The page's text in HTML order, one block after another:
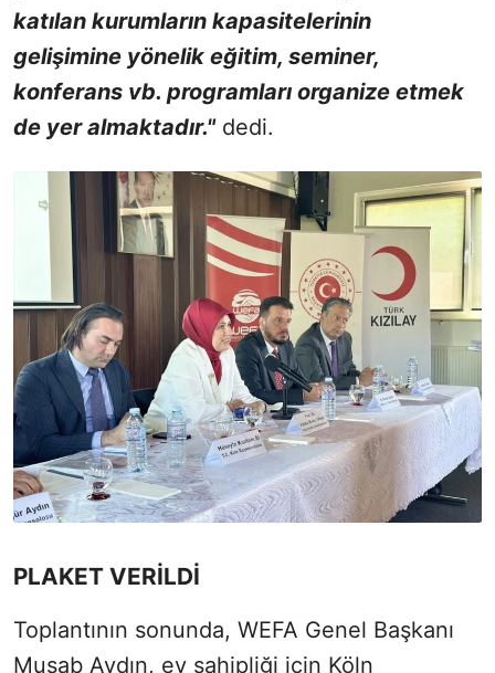
katılan kurumların kapasitelerinin
gelişimine yönelik eğitim, seminer,
konferans vb. programları organize etmek
de yer almaktadır."dedi.
PLAKET VERİLDİ
Toplantının sonunda, WEFA Genel Başkanı
Musab Aydın, ev sahipliği için Köln